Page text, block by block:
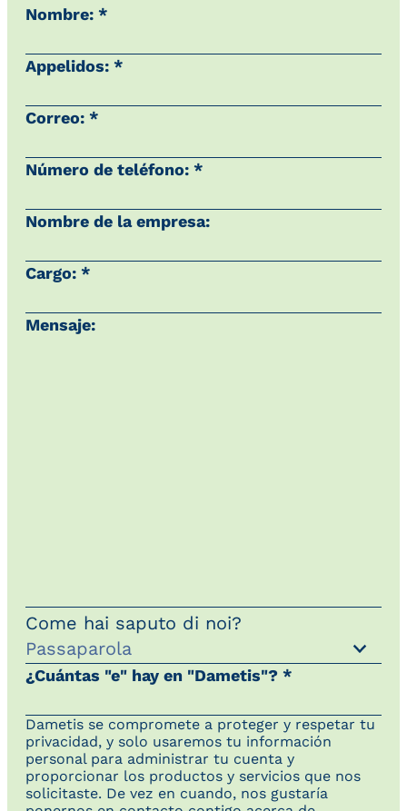
Nombre: *
Appelidos: *
Correo: *
Número de teléfono: *
Nombre de la empresa:
Cargo: *
Mensaje:
Come hai saputo di noi?
¿Cuántas "e" hay en "Dametis"? *
Dametis se compromete a proteger y respetar tu
privacidad, y solo usaremos tu información
personal para administrar tu cuenta y
proporcionar los productos y servicios que nos
solicitaste. De vez en cuando, nos gustaría